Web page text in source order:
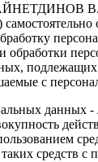
обработки
подлежащих
с
данных -
таких средств